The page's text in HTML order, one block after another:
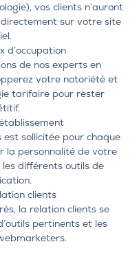
vos clients n’auront
sur votre site
d’occupation
de nos experts en
votre notoriété et
tarifaire pour rester
sollicitée pour chaque
la personnalité de votre
différents outils de
clients
la relation clients se
pertinents et les